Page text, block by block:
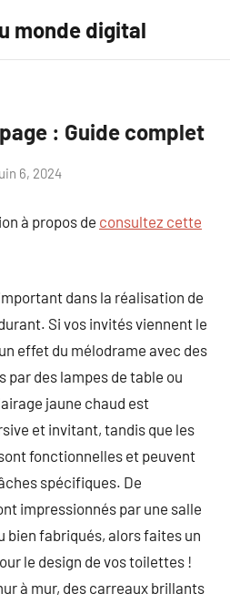
monde digital
: Guide complet
6, 2024
à propos de consultez cette
dans la réalisation de
Si vos invités viennent le
effet du mélodrame avec des
par des lampes de table ou
jaune chaud est
et invitant, tandis que les
fonctionnelles et peuvent
spécifiques. De
impressionnés par une salle
bien fabriqués, alors faites un
le design de vos toilettes !
à mur, des carreaux brillants